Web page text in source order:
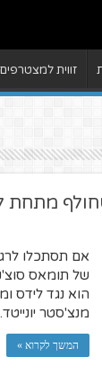
זווית למצטרפים
מתחת
אם תסתכלו
של תומאס
הוא נגד לידס
מנצ'סטר
המשך לקרוא »